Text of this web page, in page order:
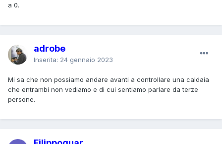
a 0.
adrobe
Inserita: 24 gennaio 2023
Mi sa che non possiamo andare avanti a controllare una caldaia
che entrambi non vediamo e di cui sentiamo parlare da terze
persone.